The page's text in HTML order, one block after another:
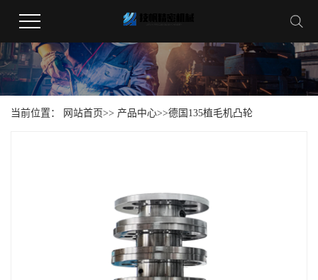
当前位置： 网站首页>> 产品中心>>德国135植毛机凸轮